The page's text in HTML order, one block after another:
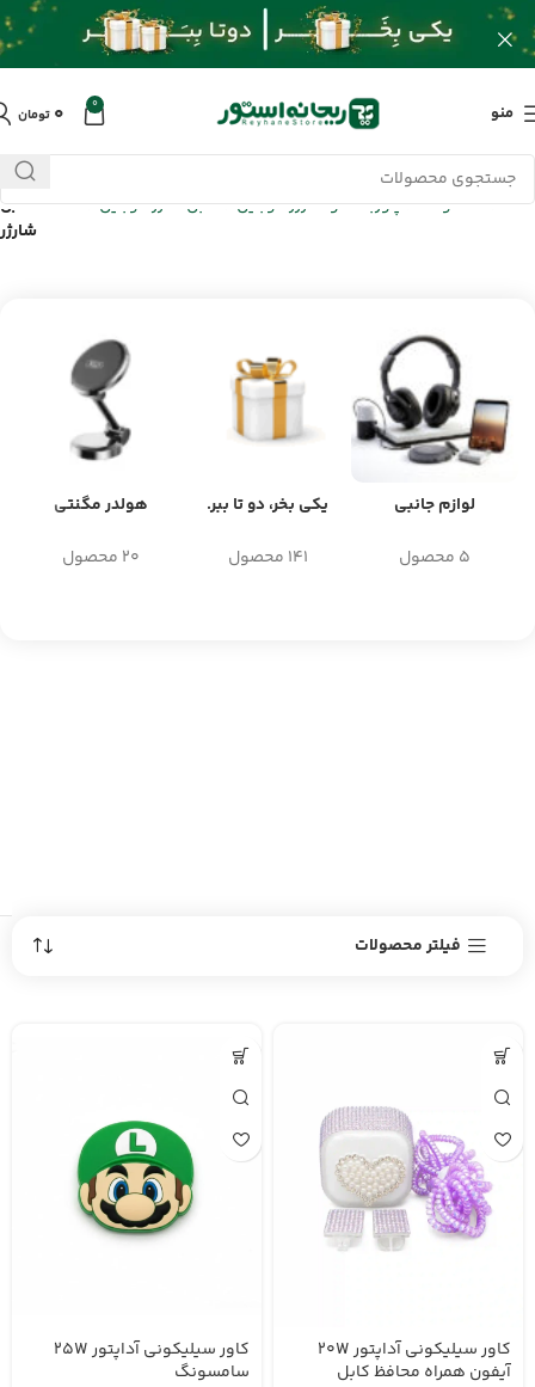
منو 0 ۰ تومان
خانه/محصولات/پاوربانک و شارژر موبایل/کابل شارژ موبایل/محافظ کابل
شارژر
لوازم جانبی
5 محصول
یکی بخر، دو تا ببر.
141 محصول
هولدر مگنتی
20 محصول
فیلتر محصولات
کاور سیلیکونی آداپتور 20W
آیفون همراه محافظ کابل
کاور سیلیکونی آداپتور 25W
سامسونگ